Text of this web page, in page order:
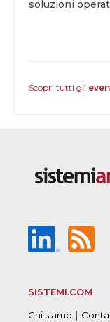
soluzioni
Scopri tutti gli
SISTEMI.COM
Chi siamo |